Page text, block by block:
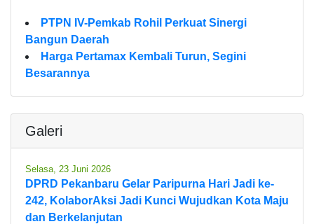
PTPN IV-Pemkab Rohil Perkuat Sinergi
Bangun Daerah
Harga Pertamax Kembali Turun, Segini
Besarannya
Galeri
Selasa, 23 Juni 2026
DPRD Pekanbaru Gelar Paripurna Hari Jadi ke-
242, KolaborAksi Jadi Kunci Wujudkan Kota Maju
dan Berkelanjutan